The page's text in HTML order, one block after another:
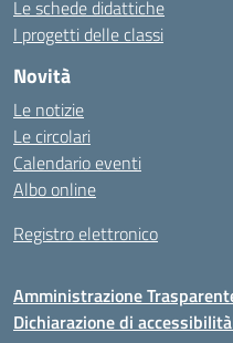
Le schede didattiche
I progetti delle classi
Novità
Le notizie
Le circolari
Calendario eventi
Albo online
Registro elettronico
Amministrazione
Dichiarazione di accessibilità